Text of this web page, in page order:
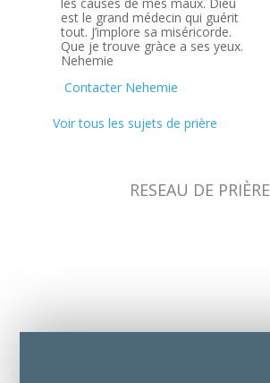
les causes de mes maux. Dieu
est le grand médecin qui guérit
tout. J’implore sa miséricorde.
Que je trouve gràce a ses yeux.
Nehemie
Contacter Nehemie
Voir tous les sujets de prière
RESEAU DE PRIÈRE